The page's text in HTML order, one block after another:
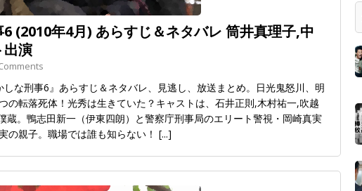
(2010年4月) あらすじ＆ネタバレ 筒井真理子,中
出演
しな刑事6』あらすじ＆ネタバレ、見逃し、放送まとめ。日光鬼怒川、明
の転落死体！光秀は生きていた？キャストは、石井正則,木村祐一,吹越
蔵。鴨志田新一（伊東四朗）と警察庁刑事局のエリート警視・岡崎真実
の親子。職場では誰も知らない！ [...]